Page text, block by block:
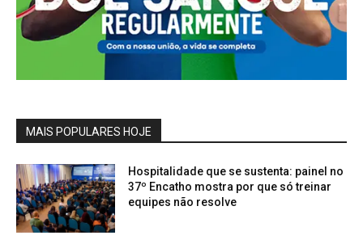
MAIS POPULARES HOJE
Hospitalidade que se sustenta: painel no
37º Encatho mostra por que só treinar
equipes não resolve